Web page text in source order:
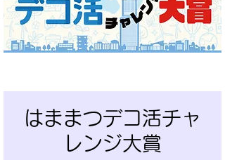
はままつデコ活チャ
レンジ大賞